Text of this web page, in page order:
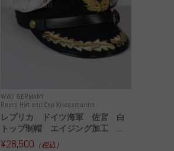
WWII GERMANY
Repro Hat and Cap Kriegsmarine
レプリカ ドイツ海軍 佐官 白
トップ制帽 エイジング加工 ...
¥28,500 （税込）